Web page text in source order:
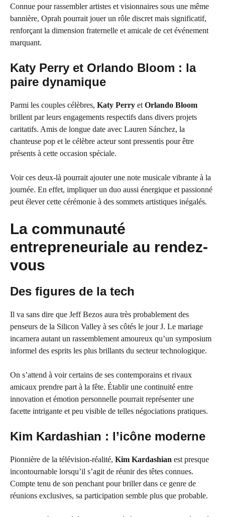
Connue pour rassembler artistes et visionnaires sous une même
bannière, Oprah pourrait jouer un rôle discret mais significatif,
renforçant la dimension fraternelle et amicale de cet événement
marquant.
Katy Perry et Orlando Bloom : la
paire dynamique
Parmi les couples célèbres, Katy Perry et Orlando Bloom
brillent par leurs engagements respectifs dans divers projets
caritatifs. Amis de longue date avec Lauren Sánchez, la
chanteuse pop et le célèbre acteur sont pressentis pour être
présents à cette occasion spéciale.
Voir ces deux-là pourrait ajouter une note musicale vibrante à la
journée. En effet, impliquer un duo aussi énergique et passionné
peut élever cette cérémonie à des sommets artistiques inégalés.
La communauté
entrepreneuriale au rendez-
vous
Des figures de la tech
Il va sans dire que Jeff Bezos aura très probablement des
penseurs de la Silicon Valley à ses côtés le jour J. Le mariage
incarnera autant un rassemblement amoureux qu’un symposium
informel des esprits les plus brillants du secteur technologique.
On s’attend à voir certains de ses contemporains et rivaux
amicaux prendre part à la fête. Établir une continuité entre
innovation et émotion personnelle pourrait représenter une
facette intrigante et peu visible de telles négociations pratiques.
Kim Kardashian : l’icône moderne
Pionnière de la télévision-réalité, Kim Kardashian est presque
incontournable lorsqu’il s’agit de réunir des têtes connues.
Compte tenu de son penchant pour briller dans ce genre de
réunions exclusives, sa participation semble plus que probable.